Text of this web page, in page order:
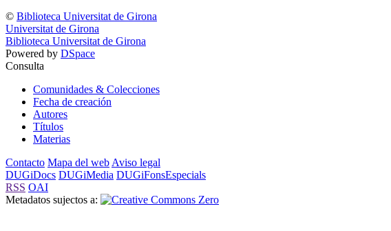
© Biblioteca Universitat de Girona
Universitat de Girona
Biblioteca Universitat de Girona
Powered by DSpace
Consulta
Comunidades & Colecciones
Fecha de creación
Autores
Títulos
Materias
Contacto Mapa del web Aviso legal
DUGiDocs DUGiMedia DUGiFonsEspecials
RSS OAI
Metadatos sujectos a: